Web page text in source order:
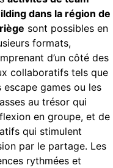
dans la région de
sont possibles en
formats,
d’un côté des
collaboratifs tels que
escape games ou les
au trésor qui
en groupe, et de
qui stimulent
par le partage. Les
rythmées et